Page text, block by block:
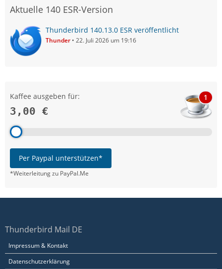
Aktuelle 140 ESR-Version
Thunderbird 140.13.0 ESR veröffentlicht
Thunder 22. Juli 2026 um 19:16
Kaffee ausgeben für:
3,00 €
1
Per Paypal unterstützen*
*Weiterleitung zu PayPal.Me
Thunderbird Mail DE
Impressum & Kontakt
Datenschutzerklärung